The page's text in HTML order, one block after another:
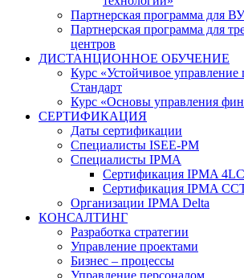
Партнерская программа для
Партнерская программа для
центров
ДИСТАНЦИОННОЕ ОБУЧЕНИЕ
Курс «Устойчивое управление
Стандарт
Курс «Основы управления
СЕРТИФИКАЦИЯ
Даты сертификации
Специалисты ISEE-PM
Специалисты IPMA
Сертификация IPMA 4LC
Сертификация IPMA
Организации IPMA Delta
КОНСАЛТИНГ
Разработка стратегии
Управление проектами
Бизнес – процессы
Управление персоналом